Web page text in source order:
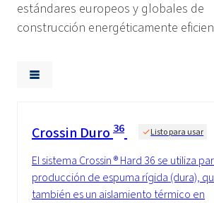
estándares europeos y globales de
construcción energéticamente
Crossin Duro 36 Listo para usar
El sistema Crossin ® Hard 36 se utiliza
producción de espuma rígida (dura),
también es un aislamiento térmico en